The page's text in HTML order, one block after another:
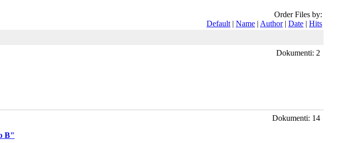
Order Files by:
Default | Name | Author| Date | Hits
Dokumenti: 2
B"
Dokumenti: 14